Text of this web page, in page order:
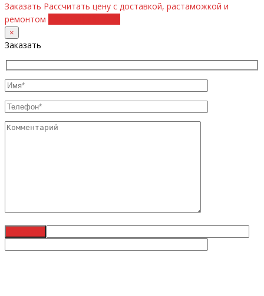
Заказать Рассчитать цену с доставкой, растаможкой и
ремонтом
×
Заказать